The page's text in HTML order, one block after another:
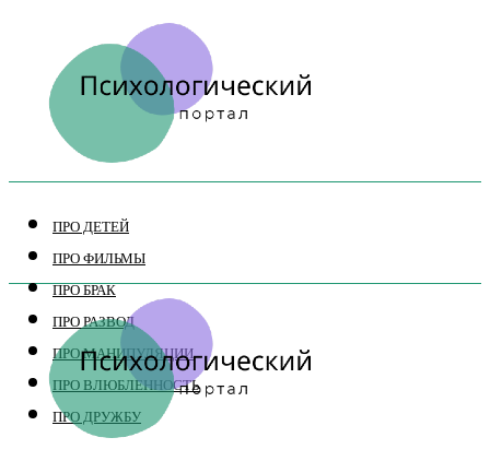
ПРО ДЕТЕЙ
ПРО ФИЛЬМЫ
ПРО БРАК
ПРО РАЗВОД
ПРО МАНИПУЛЯЦИИ
ПРО ВЛЮБЛЕННОСТЬ
ПРО ДРУЖБУ